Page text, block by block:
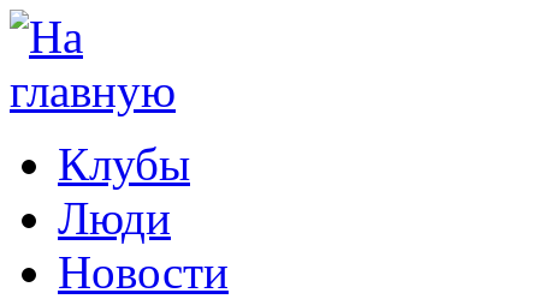
Перейти к основному содержанию
Клубы
Люди
Новости